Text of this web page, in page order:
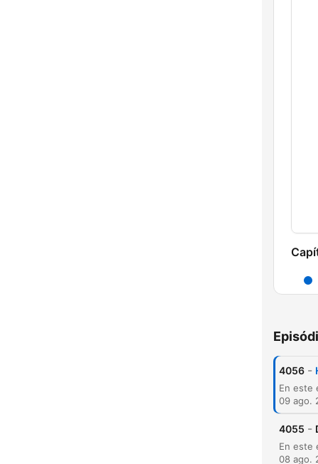
4056 -
09 ago.
4055 -
08 ago.